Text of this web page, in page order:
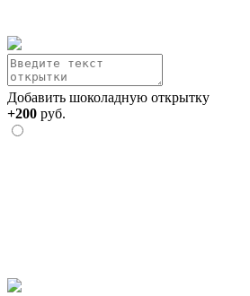
Добавить шоколадную открытку
+200 руб.